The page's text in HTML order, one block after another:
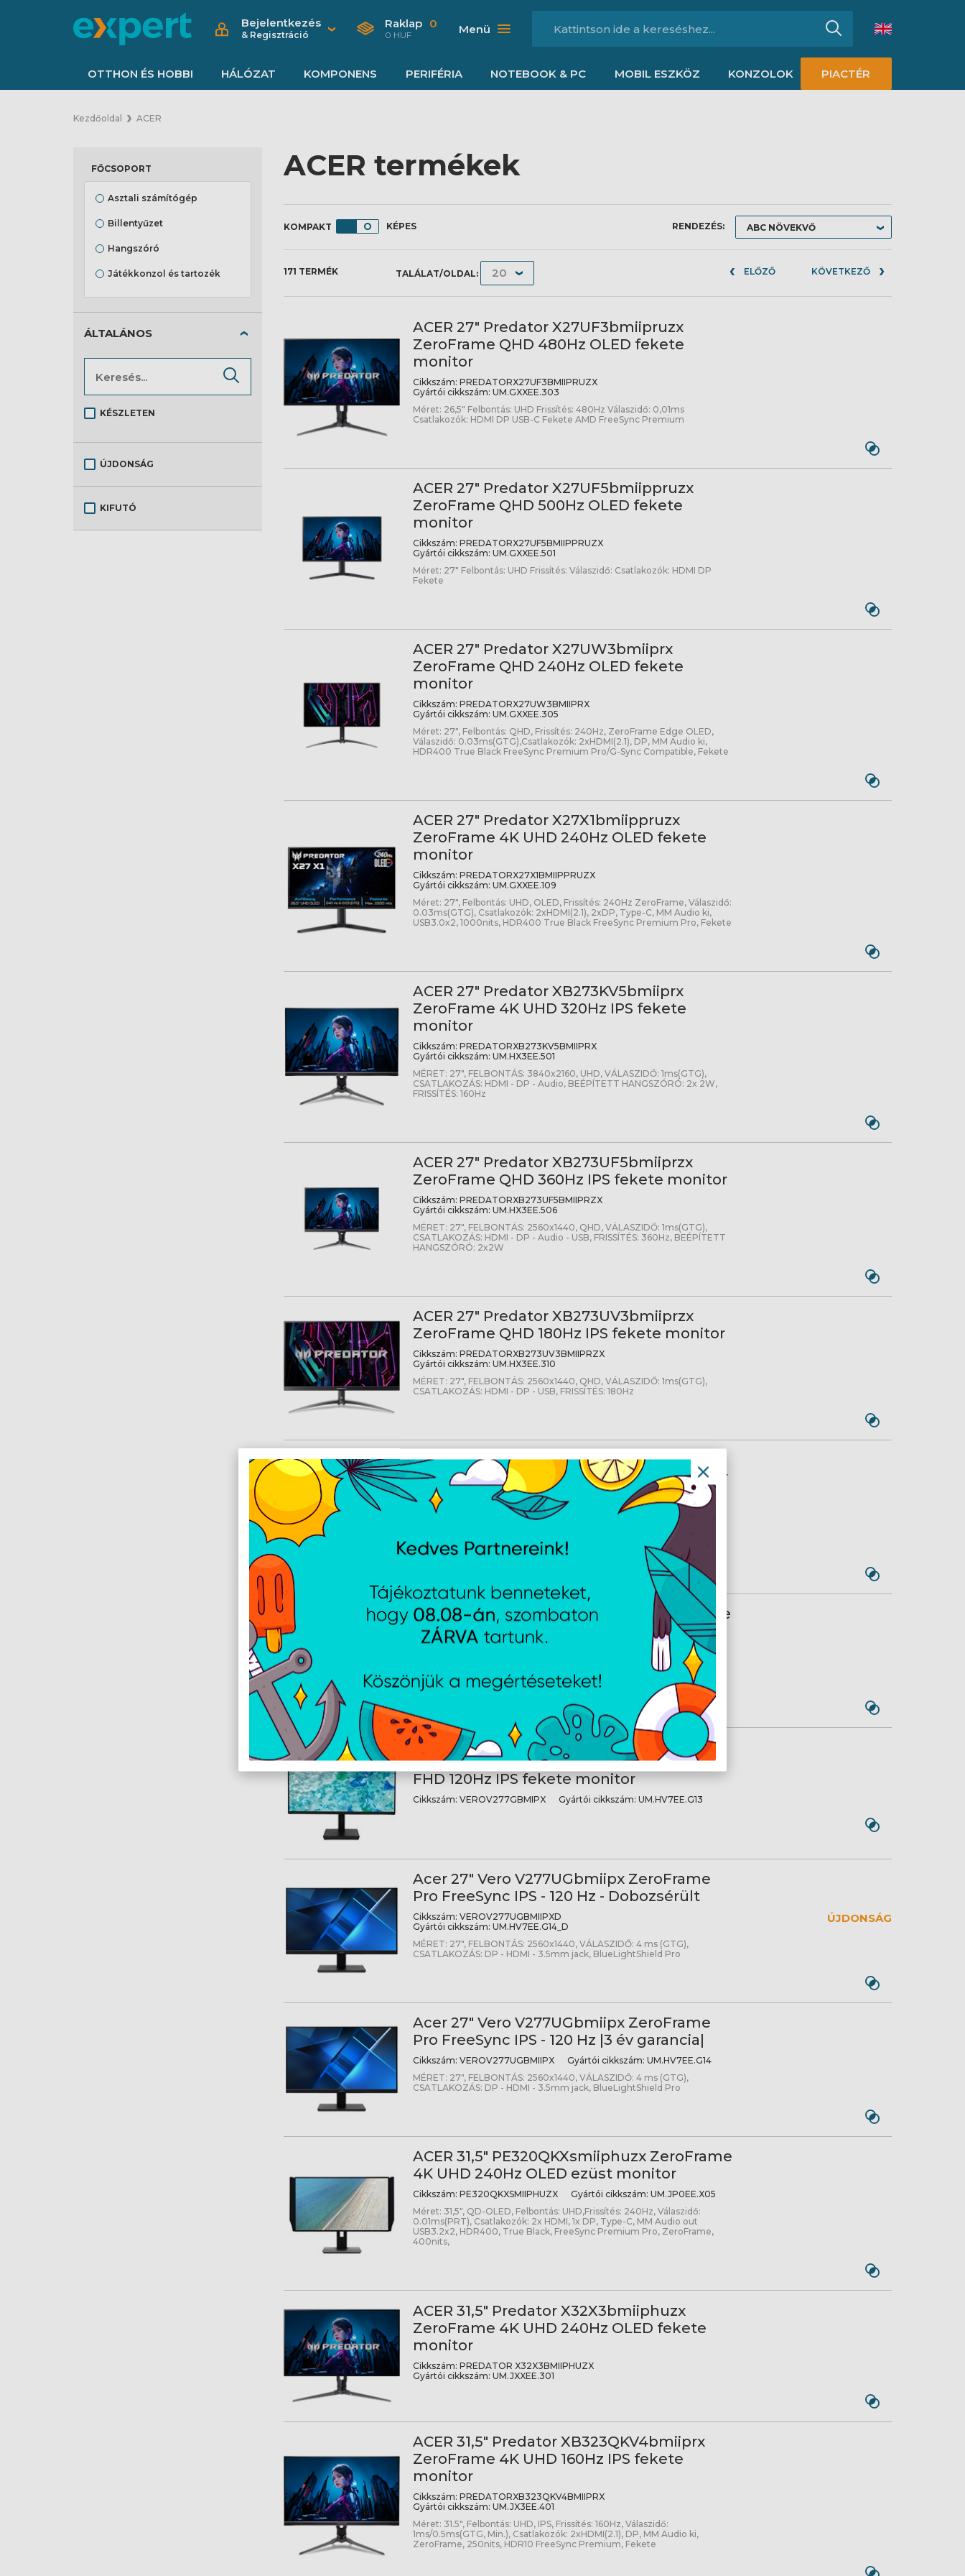
Bejelentkezés
& Regisztráció
Raklap 0
0 HUF Menü
OTTHON ÉS HOBBI HÁLÓZAT KOMPONENS PERIFÉRIA NOTEBOOK & PC MOBIL ESZKÖZ KONZOLOK PIACTÉR
Kezdőoldal ACER
ACER termékek
KÉPES RENDEZÉS:
171 TERMÉK TALÁLAT/OLDAL: ELŐZŐ KÖVETKEZŐ
ACER 27" Predator X27UF3bmiipruzx
ZeroFrame QHD 480Hz OLED fekete
monitor
Cikkszám: PREDATORX27UF3BMIIPRUZX
Gyártói cikkszám: UM.GXXEE.303
Méret: 26,5" Felbontás: UHD Frissítés: 480Hz Válaszidő: 0,01ms
Csatlakozók: HDMI DP USB-C Fekete AMD FreeSync Premium
ACER 27" Predator X27UF5bmiippruzx
ZeroFrame QHD 500Hz OLED fekete
monitor
Cikkszám: PREDATORX27UF5BMIIPPRUZX
Gyártói cikkszám: UM.GXXEE.501
Méret: 27" Felbontás: UHD Frissítés: Válaszidő: Csatlakozók: HDMI DP
Fekete
ACER 27" Predator X27UW3bmiiprx
ZeroFrame QHD 240Hz OLED fekete
monitor
Cikkszám: PREDATORX27UW3BMIIPRX
Gyártói cikkszám: UM.GXXEE.305
Méret: 27", Felbontás: QHD, Frissítés: 240Hz, ZeroFrame Edge OLED,
Válaszidő: 0.03ms(GTG),Csatlakozók: 2xHDMI(2.1), DP, MM Audio ki,
HDR400 True Black FreeSync Premium Pro/G-Sync Compatible, Fekete
ACER 27" Predator X27X1bmiippruzx
ZeroFrame 4K UHD 240Hz OLED fekete
monitor
Cikkszám: PREDATORX27X1BMIIPPRUZX
Gyártói cikkszám: UM.GXXEE.109
Méret: 27", Felbontás: UHD, OLED, Frissítés: 240Hz ZeroFrame, Válaszidő:
0.03ms(GTG), Csatlakozók: 2xHDMI(2.1), 2xDP, Type-C, MM Audio ki,
USB3.0x2, 1000nits, HDR400 True Black FreeSync Premium Pro, Fekete
ACER 27" Predator XB273KV5bmiiprx
ZeroFrame 4K UHD 320Hz IPS fekete
monitor
Cikkszám: PREDATORXB273KV5BMIIPRX
Gyártói cikkszám: UM.HX3EE.501
MÉRET: 27", FELBONTÁS: 3840x2160, UHD, VÁLASZIDŐ: 1ms(GTG),
CSATLAKOZÁS: HDMI - DP - Audio, BEÉPÍTETT HANGSZÓRÓ: 2x 2W,
FRISSÍTÉS: 160Hz
ACER 27" Predator XB273UF5bmiiprzx
ZeroFrame QHD 360Hz IPS fekete monitor
Cikkszám: PREDATORXB273UF5BMIIPRZX
Gyártói cikkszám: UM.HX3EE.506
MÉRET: 27", FELBONTÁS: 2560x1440, QHD, VÁLASZIDŐ: 1ms(GTG),
CSATLAKOZÁS: HDMI - DP - Audio - USB, FRISSÍTÉS: 360Hz, BEÉPÍTETT
HANGSZÓRÓ: 2x2W
ACER 27" Predator XB273UV3bmiiprzx
ZeroFrame QHD 180Hz IPS fekete monitor
Cikkszám: PREDATORXB273UV3BMIIPRZX
Gyártói cikkszám: UM.HX3EE.310
MÉRET: 27", FELBONTÁS: 2560x1440, QHD, VÁLASZIDŐ: 1ms(GTG),
CSATLAKOZÁS: HDMI - DP - USB, FRISSÍTÉS: 180Hz
ACER 27" Predator XB273UX1bmiiprx
ZeroFrame QHD 200Hz IPS fekete monitor
Cikkszám:
PREDATORXB273UX1BMIIPRX
Gyártói cikkszám:
UM.HX3EE.111
Méret: 27", Felbontás: QHD, IPS, Frisítés: 200Hz, ZeroFrame, Válaszidő:
1ms/0.5ms(GTG, Min.), Csatlakozók: 2xHDMI, DP, MM Audio ki, 400nits,
Acer HDR400 FreeSync Premium, Fekete
ACER 27" Vero B277UGbmiiprzx ZeroFrame
QHD 120Hz IPS fekete monitor
UM.HB7EE.G14
MÉRET: 27", FELBONTÁS: 2560x1440, UHD, VÁLASZIDŐ: 4ms(GTG),
CSATLAKOZÁS: HDMI - DP - Audio - USB, FRISSÍTÉS: 120Hz
ACER 27" Vero V277Gbmipx ZeroFrame
FHD 120Hz IPS fekete monitor
Cikkszám: VEROV277GBMIPX Gyártói cikkszám: UM.HV7EE.G13
Acer 27" Vero V277UGbmiipx ZeroFrame
Pro FreeSync IPS - 120 Hz - Dobozsérült
Cikkszám: VEROV277UGBMIIPXD
Gyártói cikkszám: UM.HV7EE.G14_D
MÉRET: 27", FELBONTÁS: 2560x1440, VÁLASZIDŐ: 4 ms (GTG),
CSATLAKOZÁS: DP - HDMI - 3.5mm jack, BlueLightShield Pro
ÚJDONSÁG
Acer 27" Vero V277UGbmiipx ZeroFrame
Pro FreeSync IPS - 120 Hz |3 év garancia|
Cikkszám: VEROV277UGBMIIPX Gyártói cikkszám: UM.HV7EE.G14
MÉRET: 27", FELBONTÁS: 2560x1440, VÁLASZIDŐ: 4 ms (GTG),
CSATLAKOZÁS: DP - HDMI - 3.5mm jack, BlueLightShield Pro
ACER 31,5" PE320QKXsmiiphuzx ZeroFrame
4K UHD 240Hz OLED ezüst monitor
Cikkszám: PE320QKXSMIIPHUZX Gyártói cikkszám: UM.JP0EE.X05
Méret: 31,5", QD-OLED, Felbontás: UHD,Frissítés: 240Hz, Válaszidő:
0.01ms(PRT), Csatlakozók: 2x HDMI, 1x DP, Type-C, MM Audio out
USB3.2x2, HDR400, True Black, FreeSync Premium Pro, ZeroFrame,
400nits,
ACER 31,5" Predator X32X3bmiiphuzx
ZeroFrame 4K UHD 240Hz OLED fekete
monitor
Cikkszám: PREDATOR X32X3BMIIPHUZX
Gyártói cikkszám: UM.JXXEE.301
ACER 31,5" Predator XB323QKV4bmiiprx
ZeroFrame 4K UHD 160Hz IPS fekete
monitor
Cikkszám: PREDATORXB323QKV4BMIIPRX
Gyártói cikkszám: UM.JX3EE.401
Méret: 31.5", Felbontás: UHD, IPS, Frissítés: 160Hz, Válaszidő:
1ms/0.5ms(GTG, Min.), Csatlakozók: 2xHDMI(2.1), DP, MM Audio ki,
ZeroFrame, 250nits, HDR10 FreeSync Premium, Fekete
FŐCSOPORT
Asztali számítógép
Billentyűzet
Hangszóró
Játékkonzol és tartozék
Monitor
Tablet
Videokártya
ÁLTALÁNOS
KÉSZLETEN
ÚJDONSÁG
KIFUTÓ